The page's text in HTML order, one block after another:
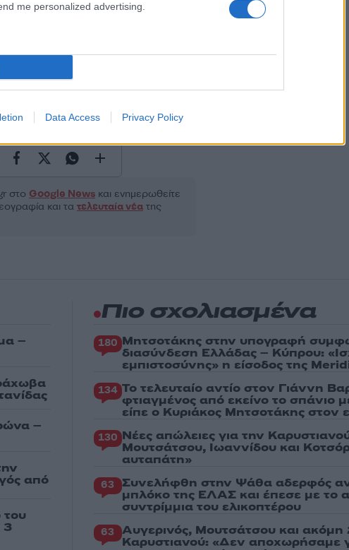
me personalized advertising.
Data Access Privacy Policy
2000 /2000
ισχύουνΠολιτική Απορρήτου
Κρήτη
στο Google Newsκαι ενημερωθείτε
και τα τελευταία νέατης
–
–
από
του
3
Πιο σχολιασμένα
180 Μητσοτάκης στην υπογραφή
διασύνδεση Ελλάδας – Κύπρου:
εμπιστοσύνης» η είσοδος της
134 Το τελευταίο αντίο στον Γιάννη
φτιαγμένος από εκείνο το σπάνιο
είπε ο Κυριάκος Μητσοτάκης στον
130 Νέες απώλειες για την
Μουτσάτσου, Ιωαννίδου και
αυταπάτη»
63 Συνελήφθη στην Ψάθα αδερφός
μπλόκο της ΕΛΑΣ και έπεσε με το
συντρίμμια του ελικοπτέρου
63 Αυγερινός, Μουτσάτσου και
Καρυστιανού: «Δεν αποχωρήσαμε